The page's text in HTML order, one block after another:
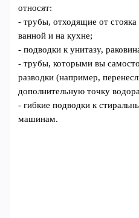
относят:
- трубы, отходящие от
ванной и на кухне;
- подводки к унитазу,
- трубы, которыми вы
разводки (например,
дополнительную точку
- гибкие подводки к
машинам.